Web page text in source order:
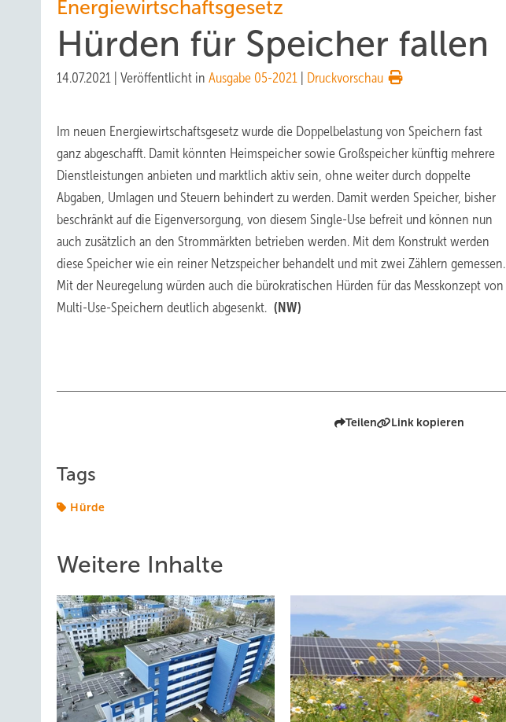
Energiewirtschaftsgesetz
Hürden für Speicher fallen
14.07.2021 Veröffentlicht in Ausgabe 05-2021 Druckvorschau
Im neuen Energiewirtschaftsgesetz wurde die Doppelbelastung von Speichern fast
ganz abgeschafft. Damit könnten Heimspeicher sowie Großspeicher künftig mehrere
Dienstleistungen anbieten und marktlich aktiv sein, ohne weiter durch doppelte
Abgaben, Umlagen und Steuern behindert zu werden. Damit werden Speicher, bisher
beschränkt auf die Eigenversorgung, von diesem Single-Use befreit und können nun
auch zusätzlich an den Strommärkten betrieben werden. Mit dem Konstrukt werden
diese Speicher wie ein reiner Netzspeicher behandelt und mit zwei Zählern gemessen.
Mit der Neuregelung würden auch die bürokratischen Hürden für das Messkonzept von
Multi-Use-Speichern deutlich abgesenkt. (NW)
Teilen Link kopieren
Tags
Hürde
Weitere Inhalte